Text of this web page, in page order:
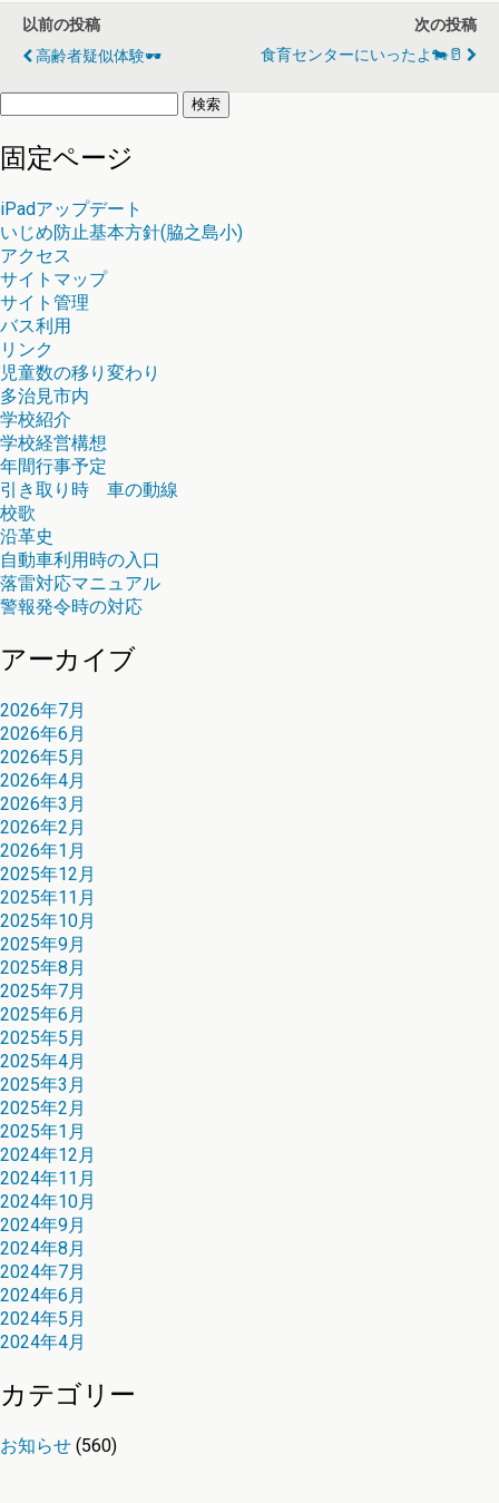
以前の投稿
高齢者疑似体験🕶️
次の投稿
食育センターにいったよ🐄🥛
検
固定ページ
iPadアップデート
いじめ防止基本方針(脇之島小)
アクセス
サイトマップ
サイト管理
バス利用
リンク
児童数の移り変わり
多治見市内
学校紹介
学校経営構想
年間行事予定
引き取り時 車の動線
校歌
沿革史
自動車利用時の入口
落雷対応マニュアル
警報発令時の対応
アーカイブ
2026年7月
2026年6月
2026年5月
2026年4月
2026年3月
2026年2月
2026年1月
2025年12月
2025年11月
2025年10月
2025年9月
2025年8月
2025年7月
2025年6月
2025年5月
2025年4月
2025年3月
2025年2月
2025年1月
2024年12月
2024年11月
2024年10月
2024年9月
2024年8月
2024年7月
2024年6月
2024年5月
2024年4月
カテゴリー
お知らせ (560)